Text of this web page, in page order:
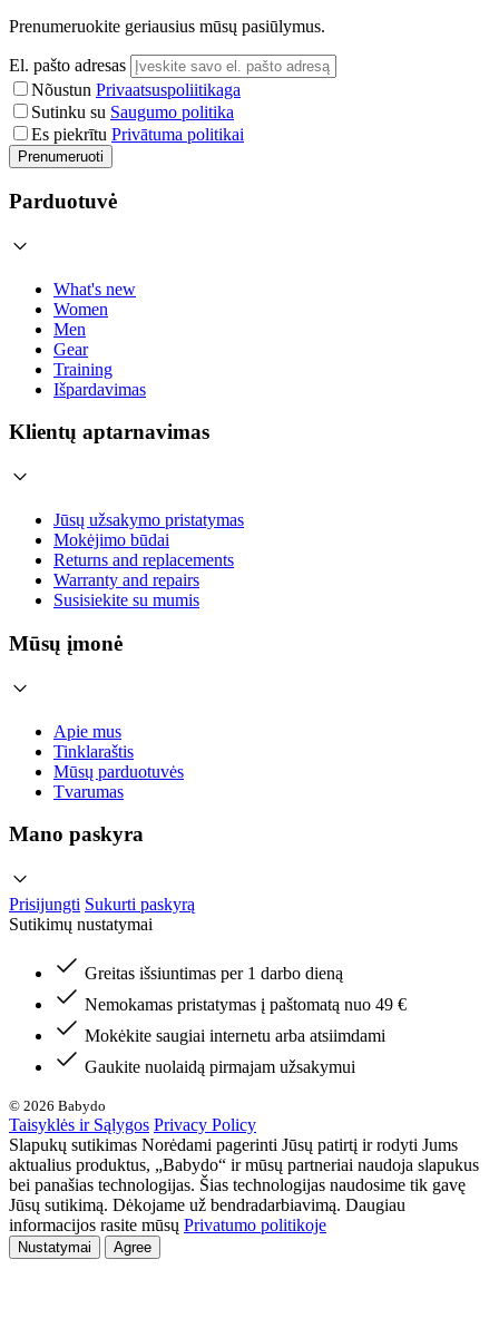
Prenumeruokite geriausius mūsų pasiūlymus.
El. pašto adresas
Nõustun Privaatsuspoliitikaga
Sutinku su Saugumo politika
Es piekrītu Privātuma politikai
Prenumeruoti
Parduotuvė
What's new
Women
Men
Gear
Training
Išpardavimas
Klientų aptarnavimas
Jūsų užsakymo pristatymas
Mokėjimo būdai
Returns and replacements
Warranty and repairs
Susisiekite su mumis
Mūsų įmonė
Apie mus
Tinklaraštis
Mūsų parduotuvės
Tvarumas
Mano paskyra
Prisijungti Sukurti paskyrą
Sutikimų nustatymai
Greitas išsiuntimas per 1 darbo dieną
Nemokamas pristatymas į paštomatą nuo 49 €
Mokėkite saugiai internetu arba atsiimdami
Gaukite nuolaidą pirmajam užsakymui
© 2026 Babydo
Taisyklės ir Sąlygos Privacy Policy
Slapukų sutikimas Norėdami pagerinti Jūsų patirtį ir rodyti Jums
aktualius produktus, „Babydo“ ir mūsų partneriai naudoja slapukus
bei panašias technologijas. Šias technologijas naudosime tik gavę
Jūsų sutikimą. Dėkojame už bendradarbiavimą. Daugiau
informacijos rasite mūsų Privatumo politikoje
Nustatymai Agree